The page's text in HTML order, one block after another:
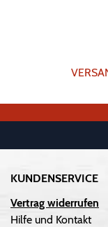
KUNDENSERVICE
Vertrag widerrufen
Hilfe und Kontakt